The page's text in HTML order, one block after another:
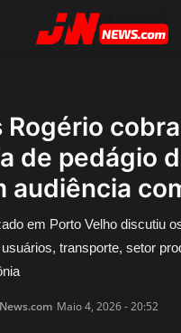
Rogério
de pedágio
audiência
em Porto Velho discutiu
transporte, setor
Maio 4, 2026 - 20:52